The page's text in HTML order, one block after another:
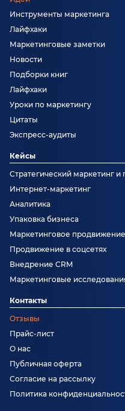
Инструменты маркетинга
Лайфхаки
Маркетинговые заметки
Новости
Подборки книг
Лайфхаки
Уроки по маркетингу
Цитаты
Экспресс-аудиты
Кейсы
Стратегический маркетинг
Интернет-маркетинг
Аналитика
Упаковка бизнеса
Маркетинговое продвижение
Продвижение в соцсетях
Внедрение CRM
Маркетинговые
Контакты
Отзывы
Прайс-лист
О нас
Публичная оферта
Согласие на рассылку
Политика